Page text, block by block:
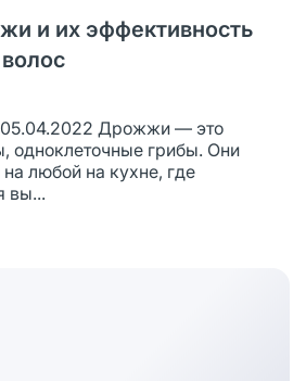
и их эффективность
05.04.2022 Дрожжи — это
одноклеточные грибы. Они
любой на кухне, где
вы...